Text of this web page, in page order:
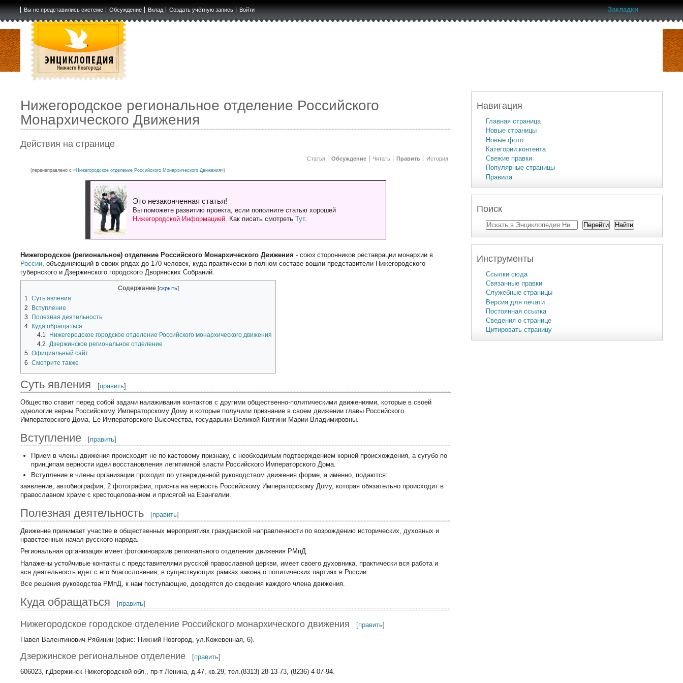
Вы не представились системе Обсуждение Вклад Создать учётную запись Войти Закладки
Нижегородское региональное отделение Российского
Монархического Движения
Действия на странице
Статья Обсуждение Читать Править История
(перенаправлено с «Нижегородское отделение Российского Монархического Движения»)
Это незаконченная статья!
Вы поможете развитию проекта, если пополните статью хорошей
Нижегородской Информацией. Как писать смотреть Тут.
Нижегородское (региональное) отделение Российского Монархического Движения - союз сторонников реставрации монархии в
России, объединяющий в своих рядах до 170 человек, куда практически в полном составе вошли представители Нижегородского
губернского и Дзержинского городского Дворянских Собраний.
Содержание
1 Суть явления
2
Вступление
3
Полезная деятельность
4
Куда обращаться
4.1
Нижегородское городское отделение Российского монархического движения
4.2 Дзержинское региональное отделение
5 Официальный сайт
6 Смотрите также
Суть явления [править]
Общество ставит перед собой задачи налаживания контактов с другими общественно-политическими движениями, которые в своей
идеологии верны Российскому Императорскому Дому и которые получили признание в своем движении главы Российского
Императорского Дома, Ее Императорского Высочества, государыни Великой Княгини Марии Владимировны.
Вступление [править]
Прием в члены движения происходит не по кастовому признаку, с необходимым подтверждением корней происхождения, а сугубо по
принципам верности идеи восстановления легитимной власти Российского Императорского Дома.
Вступление в члены организации проходит по утвержденной руководством движения форме, а именно, подаются:
заявление, автобиография, 2 фотографии, присяга на верность Российскому Императорскому Дому, которая обязательно происходит в
православном храме с крестоцелованием и присягой на Евангелии.
Полезная деятельность [править]
Движение принимает участие в общественных мероприятиях гражданской направленности по возрождению исторических, духовных и
нравственных начал русского народа.
Региональная организация имеет фотокиноархив регионального отделения движения РМпД.
Налажены устойчивые контакты с представителями русской православной церкви, имеет своего духовника, практически вся работа и
вся деятельность идет с его благословения, в существующих рамках закона о политических партиях в России.
Все решения руководства РМпД, к нам поступающие, доводятся до сведения каждого члена движения.
Куда обращаться [править]
Нижегородское городское отделение Российского монархического движения [править]
Павел Валентинович Рябинин (офис: Нижний Новгород, ул.Кожевенная, 6).
Дзержинское региональное отделение [править]
606023, г.Дзержинск Нижегородской обл., пр-т Ленина, д.47, кв.29, тел.(8313) 28-13-73, (8236) 4-07-94.
Навигация
Главная страница
Новые страницы
Новые фото
Категории контента
Свежие правки
Популярные страницы
Правила
Поиск
Инструменты
Ссылки сюда
Связанные правки
Служебные страницы
Версия для печати
Постоянная ссылка
Сведения о странице
Цитировать страницу